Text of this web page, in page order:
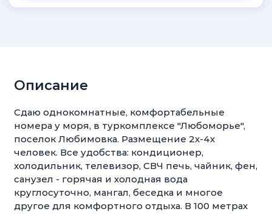
Описание
Сдаю однокомнатные, комфортабельные
номера у моря, в туркомплексе "Любоморье",
поселок Любимовка. Размещение 2х-4х
человек. Все удобства: кондиционер,
холодильник, телевизор, СВЧ печь, чайник, фен,
санузел - горячая и холодная вода
круглосуточно, мангал, беседка и многое
другое для комфортного отдыха. В 100 метрах